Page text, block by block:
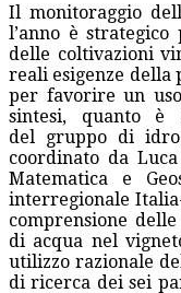
Il monitoraggio
l’anno è
delle coltivazioni
reali esigenze della
per favorire un
sintesi, quanto è
del gruppo di
coordinato da
Matematica e
interregionale
comprensione
di acqua nel
utilizzo razionale
di ricerca dei sei